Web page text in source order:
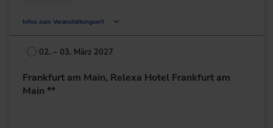
Infos zum Veranstaltungsort
Deutschland
+49 211/6214-201
02. – 03. März 2027
Frankfurt am Main, Relexa Hotel Frankfurt am
Main **